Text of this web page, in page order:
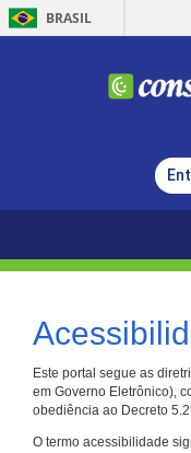
BRASIL
Este portal segue as
em Governo Eletrônico),
obediência ao Decreto
O termo acessibilidade